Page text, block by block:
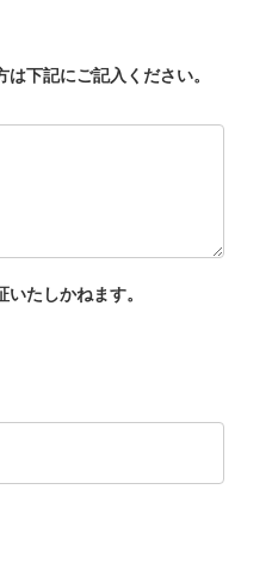
下記にご記入ください。
たしかねます。